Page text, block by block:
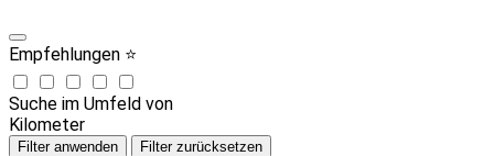
Empfehlungen ⭐
Suche im Umfeld von
Kilometer
Filter anwenden Filter zurücksetzen